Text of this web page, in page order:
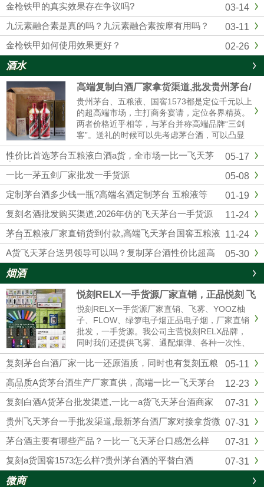
03-14
金枪铁甲的真实效果存在争议吗?
03-11
九沅素融合素是真的吗？九沅素融合素按摩有用吗？
02-26
金枪铁甲如何使用效果更好？
酒水
高端复制白酒厂家拿货渠道,批发贵州茅台/
五粮液/剑南春/国窖1573
贵州茅台、五粮液、国窖1573都是定位千元以上
的超高端市场，主打商务宴请，定位各界精英。
两者价格近乎相等，与茅台并称高端品牌“三剑
客”。送礼的时候可以先考虑茅台酒，可以凸显
我们的诚意；如果资金实力较弱，首选五粮液和
国窖1573，性价比相对较高的。然后联系我们厂
家订购，我们也是一手货源渠道，价格可以说是
市场最低。
05-17
性价比首选茅台五粮液白酒a货，全市场一比一飞天茅
台
05-08
一比一茅五剑厂家批发一手货源
01-19
定制茅台酒多少钱一瓶?高端名酒定制茅台 五粮液等
11-24
复刻名酒批发购买渠道,2026年仿的飞天茅台一手货源
11-24
茅台五粮液厂家直销货到付款,高端飞天茅台国窖五粮液
一手货源
05-30
A货飞天茅台送男领导可以吗？复制茅台酒性价比超高
烟酒
悦刻RELX一手货源厂家直销，正品悦刻 飞
雾 各种一次性 烟弹超多
悦刻RELX一手货源厂家直销、飞雾、YOOZ柚
子、FLOW、绿箩电子烟正品电子烟，厂家直销
批发，一手货源。我公司主营悦刻RELX品牌，
同时我们还提供飞雾、通配烟弹、各种一次性、
冰熊、辣妹等各大品牌电子烟货源批发拿货，网
红同款电子烟一件代发，烟弹品味多，全国供货
批发。悦刻一手货源微信：...
05-11
复刻茅台白酒厂家一比一还原酒质，同时也有复刻五粮
液
12-23
高品质A货茅台酒生产厂家直供，高端一比一飞天茅台
拿货微信
07-31
复刻白酒A货茅台批发渠道,一比一a货飞天茅台酒商家
07-31
贵州飞天茅台一手批发渠道,最新茅台酒厂家对接拿货微
信
07-31
茅台酒主要有哪些产品？一比一飞天茅台口感怎么样
07-31
复刻a货国窖1573怎么样?贵州茅台酒的平替白酒
微商